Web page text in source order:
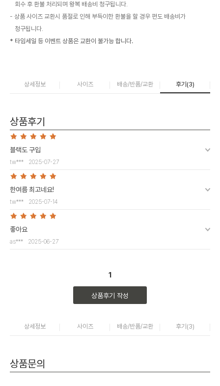
회수 후 환불 처리되며 왕복 배송비 청구됩니다.
상품 사이즈 교환시 품절로 인해 부득이한 환불을 할 경우 편도 배송비가
청구됩니다.
* 타임세일 등 이벤트 상품은 교환이 불가능 합니다.
상세정보 사이즈 배송/반품/교환 후기(3)
상품후기
블랙도 구입
tw*** 2025-07-27
한여름 최고네요!
tw*** 2025-07-14
좋아요
as*** 2025-06-27
1
상품후기 작성
상세정보 사이즈 배송/반품/교환 후기(3)
상품문의